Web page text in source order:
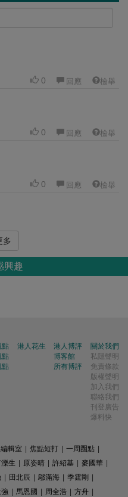
0 回應 檢舉
0 回應 檢舉
0 回應 檢舉
多
興趣
點
點
點
港人花生
港人博評
博客館
所有博評
關於我們
私隱聲明
免責條款
版權聲明
加入我們
聯絡我們
刊登廣告
爆料快
編輯室 焦點短打 一周圈點
生 原姿晴 許紹基 麥國華
田北辰 鄔滿海 季霆剛
馬恩國 周全浩 方舟